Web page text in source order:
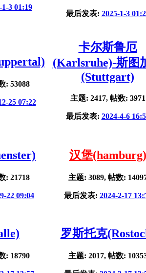
1-3 01:19
最后发表: 2025-1-3
: 53088
25 07:22
卡尔斯鲁厄
(Karlsruhe)-斯图
(Stuttgart)
主题: 2417, 帖数: 3971
最后发表: 2024-4-6
: 21718
22 09:04
汉堡(hamburg)
主题: 3089, 帖数:
最后发表: 2024-2-17
: 18790
罗斯托克
主题: 2017, 帖数: